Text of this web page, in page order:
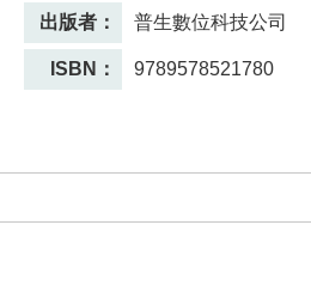
出版者： 普生數位科技公司
ISBN： 9789578521780